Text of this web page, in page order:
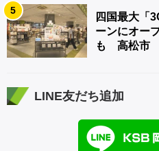
5
四国最大「
ーンにオー
も 高松市
LINE友だち追加